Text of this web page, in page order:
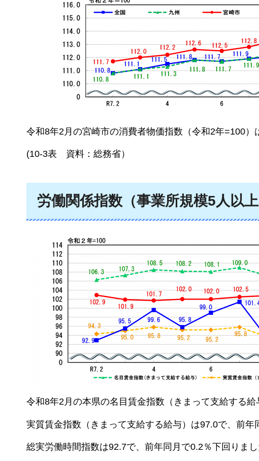
令和8年2月の宮崎市の消費者物価指数（令和2年=100
(10-3表 資料：総務省）
労働関係指数（事業所規模5人以上
令和8年2月の本県の名目賃金指数（きまって支給する
実質賃金指数（きまって支給する給与）は97.0で、前年
総実労働時間指数は92.7で、前年同月で0.2％下回りまし